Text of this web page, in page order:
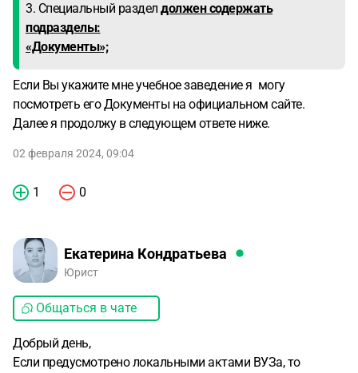
3. Специальный раздел должен содержать
подразделы:
«Документы»;
Если Вы укажите мне учебное заведение я могу
посмотреть его Документы на официальном сайте.
Далее я продолжу в следующем ответе ниже.
02 февраля 2024, 09:04
1 0
Екатерина Кондратьева
Юрист
Общаться в чате
Добрый день,
Если предусмотрено локальными актами ВУЗа, то